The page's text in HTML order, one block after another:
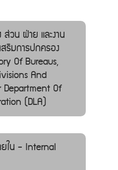
วน ฝ่าย และงาน
ริมการปกครอง
Of Bureaus,
And
Of
(DLA)
ใน - Internal